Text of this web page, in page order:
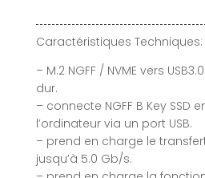
Caractéristiques Techniques:
– M.2 NGFF / NVME vers
dur.
– connecte NGFF B Key SSD
l’ordinateur via un port USB.
– prend en charge le
jusqu’à 5.0 Gb/s.